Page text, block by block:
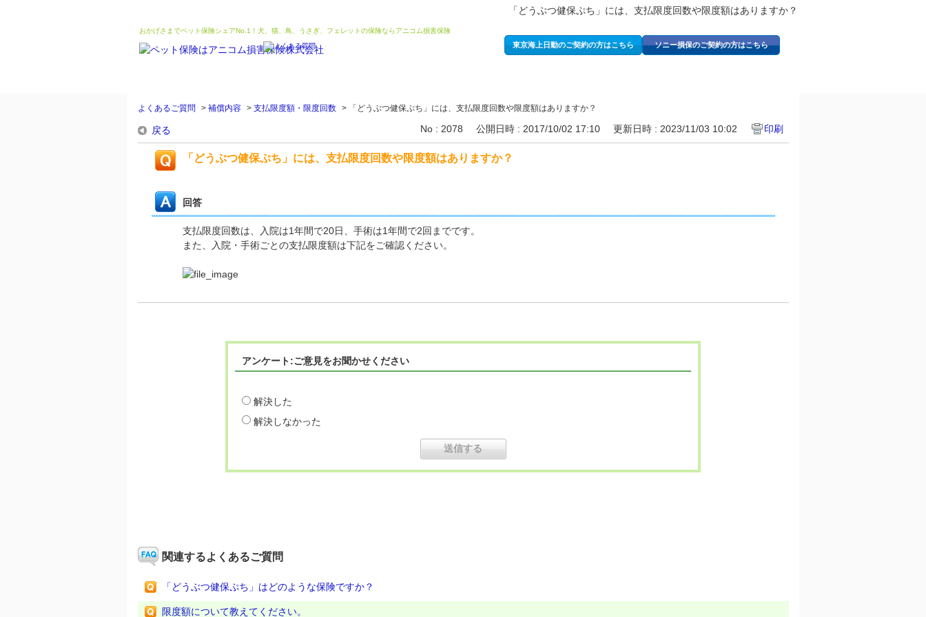
「どうぶつ健保ぷち」には、支払限度回数や限度額はありますか？
おかげさまでペット保険シェアNo.1！犬、猫、鳥、うさぎ、フェレットの保険ならアニコム損害保険
東京海上日動のご契約の方はこちら ソニー損保のご契約の方はこちら
よくあるご質問 > 補償内容 > 支払限度額・限度回数 > 「どうぶつ健保ぷち」には、支払限度回数や限度額はありますか？
戻る No : 2078 公開日時 : 2017/10/02 17:10 更新日時 : 2023/11/03 10:02 印刷
「どうぶつ健保ぷち」には、支払限度回数や限度額はありますか？
回答
支払限度回数は、入院は1年間で20日、手術は1年間で2回までです。
また、入院・手術ごとの支払限度額は下記をご確認ください。
アンケート:ご意見をお聞かせください
解決した
解決しなかった
関連するよくあるご質問
「どうぶつ健保ぷち」はどのような保険ですか？
限度額について教えてください。